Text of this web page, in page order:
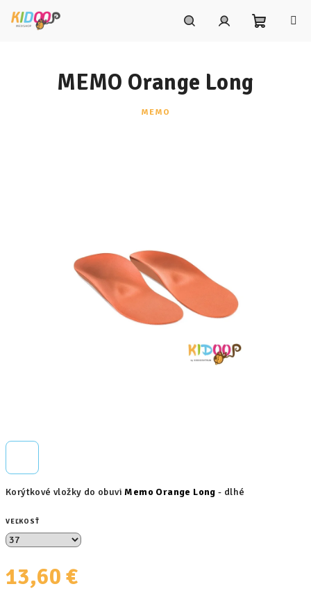
Korýtkové vložky do obuviMemo Orange Long - dlhé
VEĽKOSŤ
13,60 €
MEMO Orange Long
MEMO